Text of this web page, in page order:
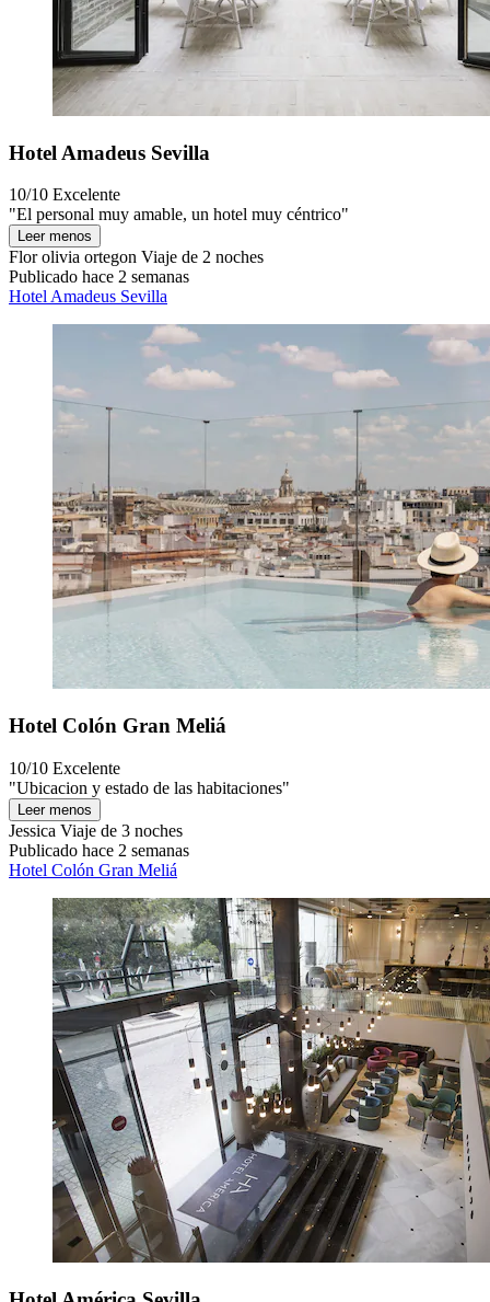
Hotel Amadeus Sevilla
10/10 Excelente
"El personal muy amable, un hotel muy céntrico"
Leer menos
Flor olivia ortegon Viaje de 2 noches
Publicado hace 2 semanas
Hotel Amadeus Sevilla
Hotel Colón Gran Meliá
10/10 Excelente
"Ubicacion y estado de las habitaciones"
Leer menos
Jessica Viaje de 3 noches
Publicado hace 2 semanas
Hotel Colón Gran Meliá